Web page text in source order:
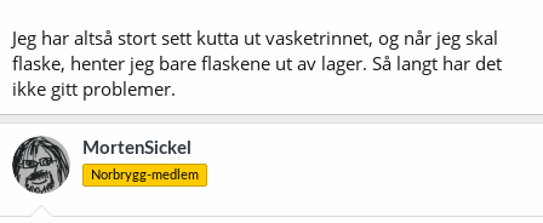
Jeg har altså stort sett kutta ut vasketrinnet, og når jeg skal
flaske, henter jeg bare flaskene ut av lager. Så langt har det
ikke gitt problemer.
MortenSickel
Norbrygg-medlem